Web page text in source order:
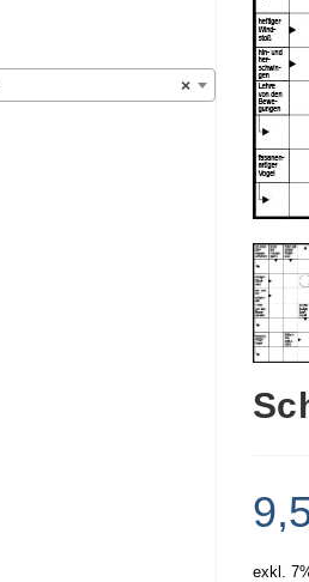
exkl.
×